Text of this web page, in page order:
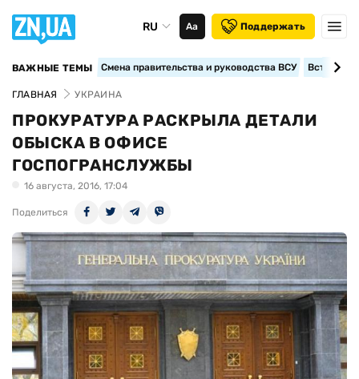
RU Аа Поддержать
ВАЖНЫЕ ТЕМЫ Смена правительства и руководства ВСУ
ГЛАВНАЯ УКРАИНА
ПРОКУРАТУРА РАСКРЫЛА ДЕТАЛИ
ОБЫСКА В ОФИСЕ
ГОСПОГРАНСЛУЖБЫ
16 августа, 2016, 17:04
Поделиться